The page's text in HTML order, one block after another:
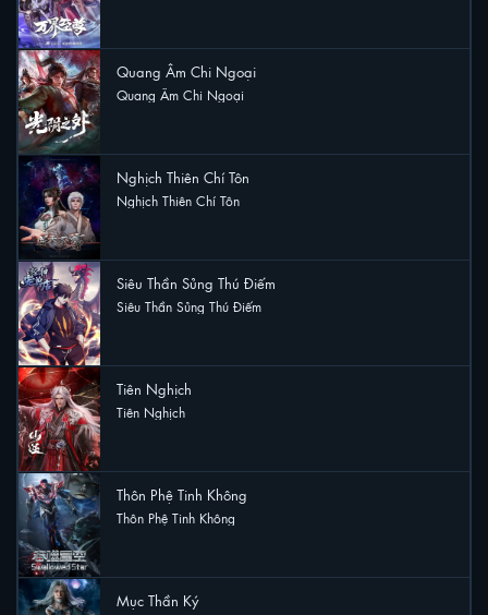
Quang Âm Chi Ngoại
Quang Âm Chi Ngoại
Nghịch Thiên Chí Tôn
Nghịch Thiên Chí Tôn
Siêu Thần Sủng Thú Điếm
Siêu Thần Sủng Thú Điếm
Tiên Nghịch
Tiên Nghịch
Thôn Phệ Tinh Không
Thôn Phệ Tinh Không
Mục Thần Ký